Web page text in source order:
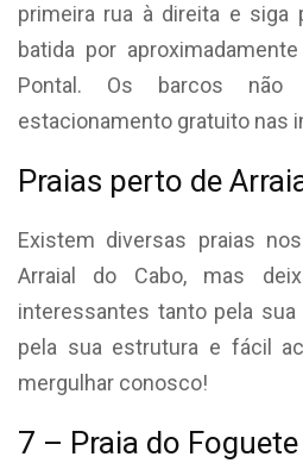
primeira rua à direita e siga
batida por
Pontal. Os barcos
estacionamento gratuito nas
Praias perto de
Existem diversas praias
Arraial do Cabo, mas
interessantes tanto pela sua
pela sua estrutura e fácil
mergulhar conosco!
7 – Praia do Foguete